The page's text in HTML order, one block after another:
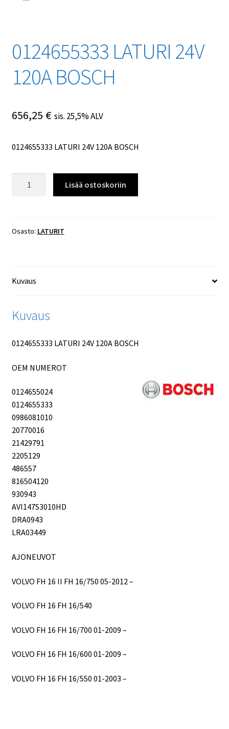
0124655333 LATURI 24V
120A BOSCH
656,25 € sis. 25,5% ALV
0124655333 LATURI 24V 120A BOSCH
BOSCH
Lisää ostoskoriin
Osasto: LATURIT
Kuvaus
Kuvaus
0124655333 LATURI 24V 120A BOSCH
OEM NUMEROT
0124655024
0124655333
0986081010
20770016
21429791
2205129
486557
816504120
930943
AVI147S3010HD
DRA0943
LRA03449
AJONEUVOT
VOLVO FH 16 II FH 16/750 05-2012 –
VOLVO FH 16 FH 16/540
VOLVO FH 16 FH 16/700 01-2009 –
VOLVO FH 16 FH 16/600 01-2009 –
VOLVO FH 16 FH 16/550 01-2003 –